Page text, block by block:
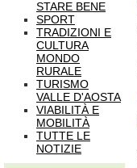
STARE BENE
SPORT
TRADIZIONI E
CULTURA
MONDO
RURALE
TURISMO
VALLE D'AOSTA
VIABILITÀ E
MOBILITÀ
TUTTE LE
NOTIZIE